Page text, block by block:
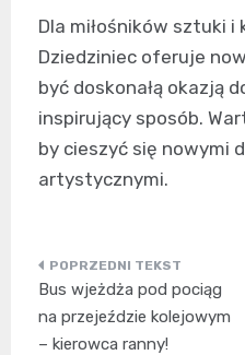
Dla miłośników sztuki i
Dziedziniec oferuje
być doskonałą okazją
inspirujący sposób.
by cieszyć się nowymi
artystycznymi.
Nawigacja
wpisu
Bus wjeżdża pod pociąg
na przejeździe kolejowym
– kierowca ranny!